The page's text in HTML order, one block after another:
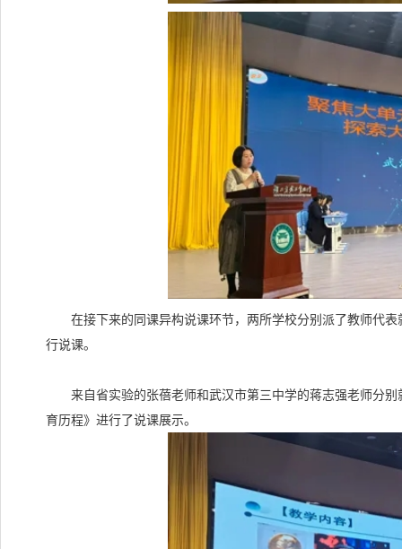
在接下来的同课异构说课环节，两所学校分别派了教师代表
行说课。
来自省实验的张蓓老师和武汉市第三中学的蒋志强老师分别
育历程》进行了说课展示。